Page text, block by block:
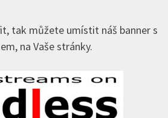
tak můžete umístit náš banner s
na Vaše stránky.